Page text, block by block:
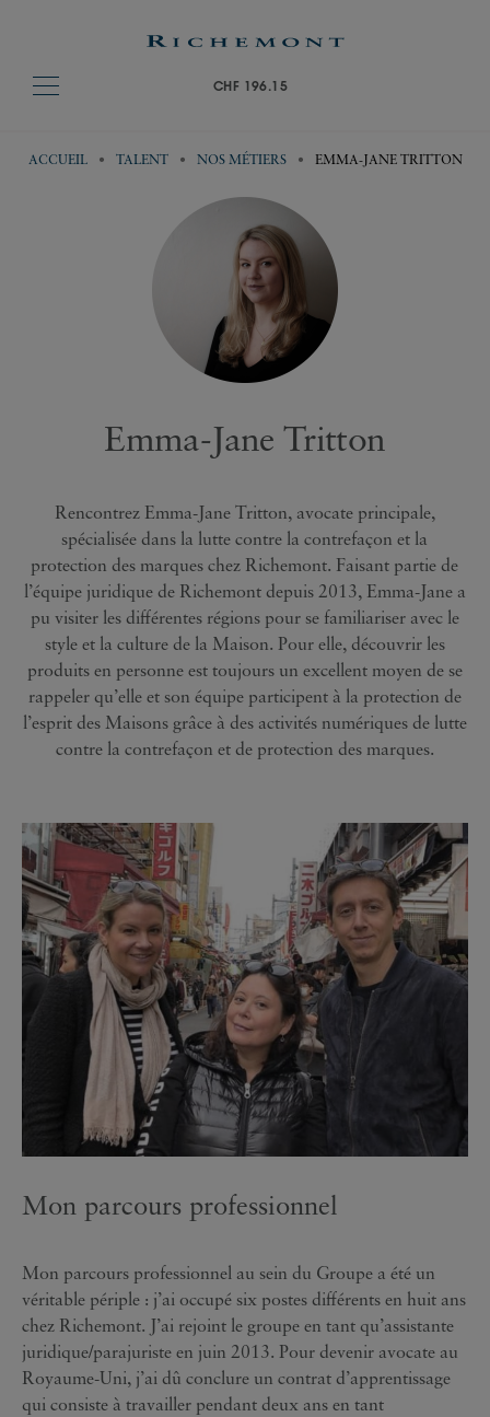
CHF 196.15
ACCUEIL TALENT NOS MÉTIERS EMMA-JANE TRITTON
Emma-Jane Tritton
Rencontrez Emma-Jane Tritton, avocate principale,
spécialisée dans la lutte contre la contrefaçon et la
protection des marques chez Richemont. Faisant partie de
l’équipe juridique de Richemont depuis 2013, Emma-Jane a
pu visiter les différentes régions pour se familiariser avec le
style et la culture de la Maison. Pour elle, découvrir les
produits en personne est toujours un excellent moyen de se
rappeler qu’elle et son équipe participent à la protection de
l’esprit des Maisons grâce à des activités numériques de lutte
contre la contrefaçon et de protection des marques.
Mon parcours professionnel
Mon parcours professionnel au sein du Groupe a été un
véritable périple : j’ai occupé six postes différents en huit ans
chez Richemont. J’ai rejoint le groupe en tant qu’assistante
juridique/parajuriste en juin 2013. Pour devenir avocate au
Royaume-Uni, j’ai dû conclure un contrat d’apprentissage
qui consiste à travailler pendant deux ans en tant